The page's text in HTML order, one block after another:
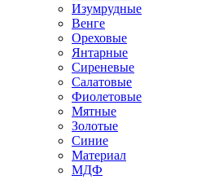
Изумрудные
Венге
Ореховые
Янтарные
Сиреневые
Салатовые
Фиолетовые
Мятные
Золотые
Синие
Материал
МДФ